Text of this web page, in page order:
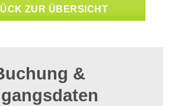
ZUR ÜBERSICHT
&